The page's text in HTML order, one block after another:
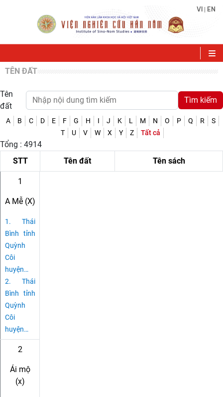
VI EN
TÊN ĐẤT
Tên
đất
A B C D E F G H I J K L M N O P Q R
S
T
U V W X Y Z Tất cả
Tổng : 4914
STT
Tên đất Tên sách
1
A Mễ (X)
1. Thái
Bình tỉnh
Quỳnh
Côi
huyện…
2. Thái
Bình tỉnh
Quỳnh
Côi
huyện…
2
Ái mộ
(x)